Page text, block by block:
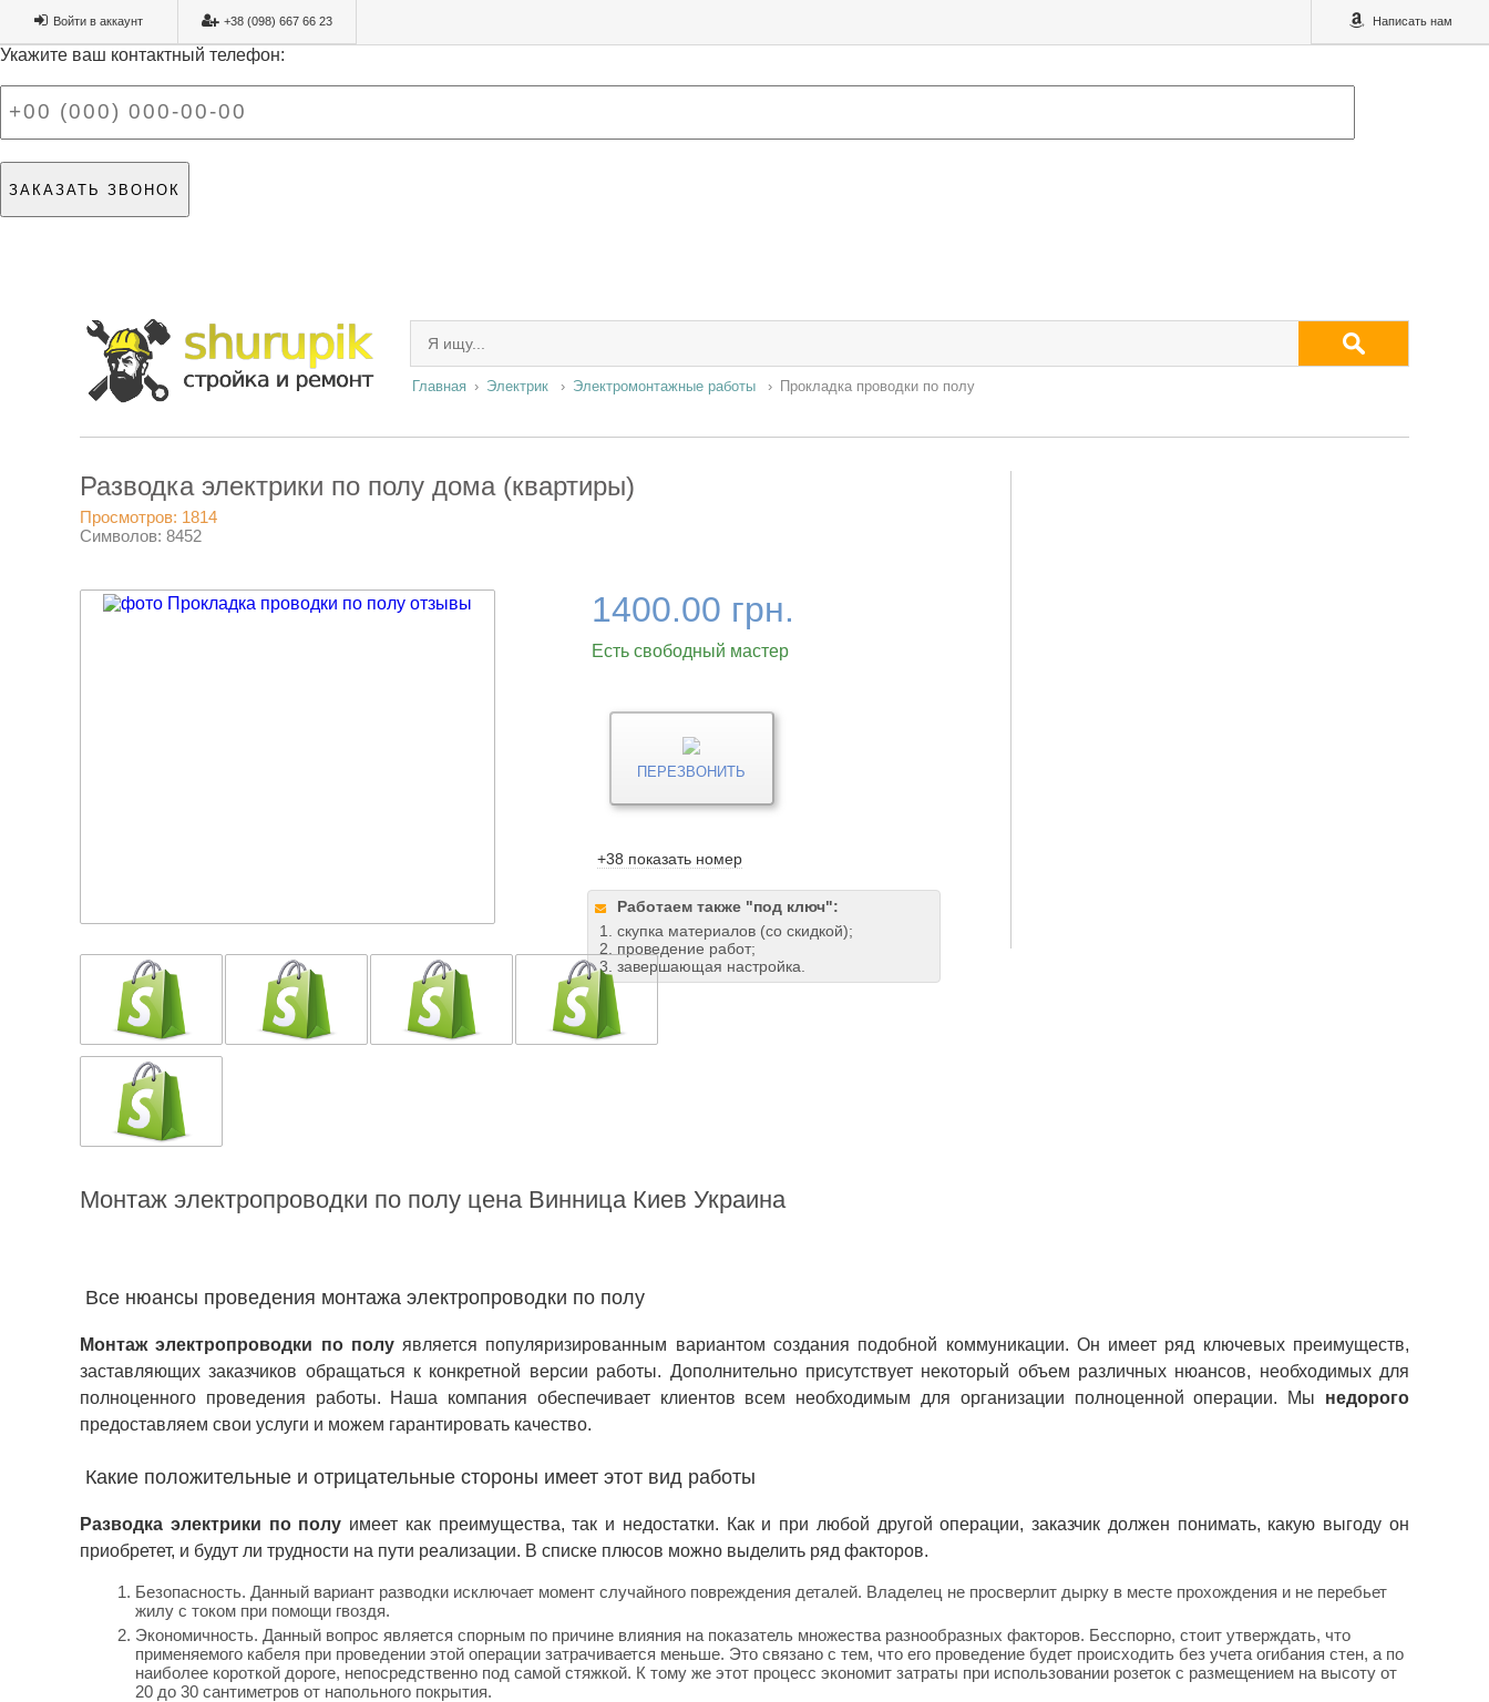
Войти в аккаунт +38 (098) 667 66 23 Написать нам
Укажите ваш контактный телефон:
Главная Электрик Электромонтажные работы Прокладка проводки по полу
Разводка электрики по полу дома (квартиры)
Просмотров: 1814
Символов: 8452
1400.00 грн.
Есть свободный мастер
ПЕРЕЗВОНИТЬ
+38 показать номер
Работаем также "под ключ":
скупка материалов (со скидкой);
проведение работ;
завершающая настройка.
Монтаж электропроводки по полу цена Винница Киев Украина
Все нюансы проведения монтажа электропроводки по полу
Монтаж электропроводки по полу является популяризированным вариантом создания подобной коммуникации. Он имеет ряд ключевых преимуществ,
заставляющих заказчиков обращаться к конкретной версии работы. Дополнительно присутствует некоторый объем различных нюансов, необходимых для
полноценного проведения работы. Наша компания обеспечивает клиентов всем необходимым для организации полноценной операции. Мы недорого
предоставляем свои услуги и можем гарантировать качество.
Какие положительные и отрицательные стороны имеет этот вид работы
Разводка электрики по полу имеет как преимущества, так и недостатки. Как и при любой другой операции, заказчик должен понимать, какую выгоду он
приобретет, и будут ли трудности на пути реализации. В списке плюсов можно выделить ряд факторов.
Безопасность. Данный вариант разводки исключает момент случайного повреждения деталей. Владелец не просверлит дырку в месте прохождения и не перебьет
жилу с током при помощи гвоздя.
Экономичность. Данный вопрос является спорным по причине влияния на показатель множества разнообразных факторов. Бесспорно, стоит утверждать, что
применяемого кабеля при проведении этой операции затрачивается меньше. Это связано с тем, что его проведение будет происходить без учета огибания стен, а по
наиболее короткой дороге, непосредственно под самой стяжкой. К тому же этот процесс экономит затраты при использовании розеток с размещением на высоту от
20 до 30 сантиметров от напольного покрытия.